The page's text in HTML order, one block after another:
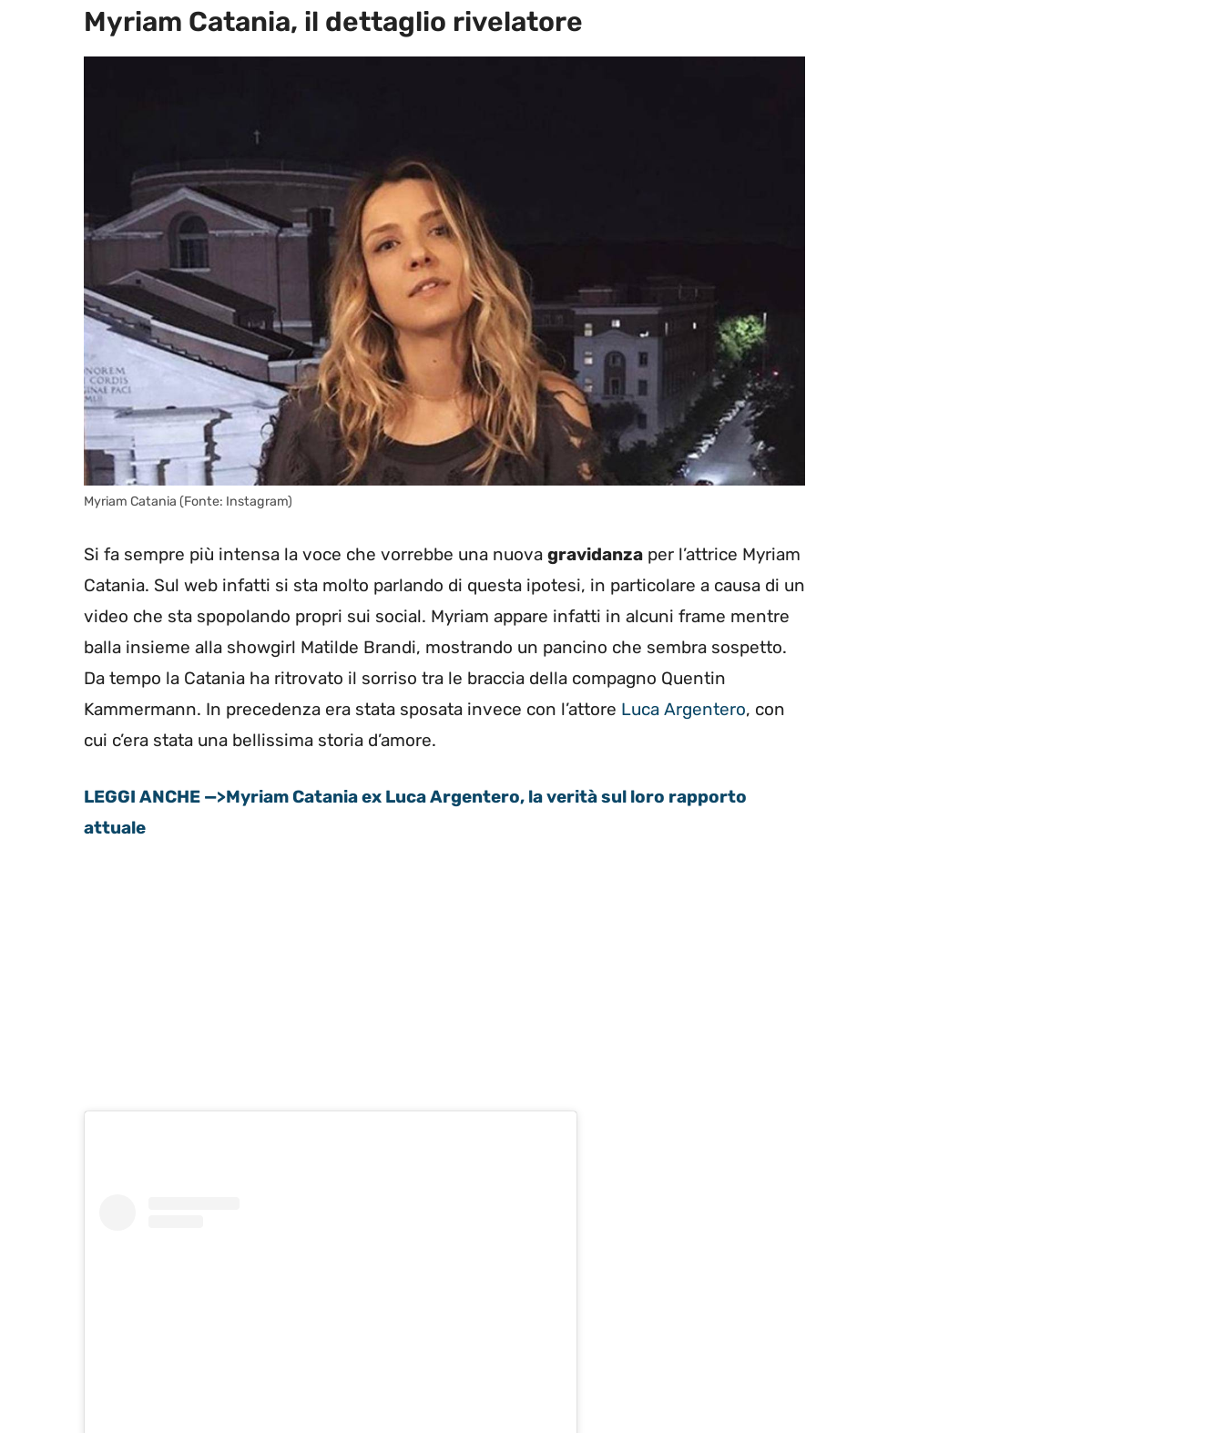
Myriam Catania, il dettaglio rivelatore
Myriam Catania (Fonte: Instagram)
Si fa sempre più intensa la voce che vorrebbe una nuova gravidanza per l’attrice Myriam
Catania. Sul web infatti si sta molto parlando di questa ipotesi, in particolare a causa di un
video che sta spopolando propri sui social. Myriam appare infatti in alcuni frame mentre
balla insieme alla showgirl Matilde Brandi, mostrando un pancino che sembra sospetto.
Da tempo la Catania ha ritrovato il sorriso tra le braccia della compagno Quentin
Kammermann. In precedenza era stata sposata invece con l’attore Luca Argentero, con
cui c’era stata una bellissima storia d’amore.
LEGGI ANCHE —>Myriam Catania ex Luca Argentero, la verità sul loro rapporto
attuale